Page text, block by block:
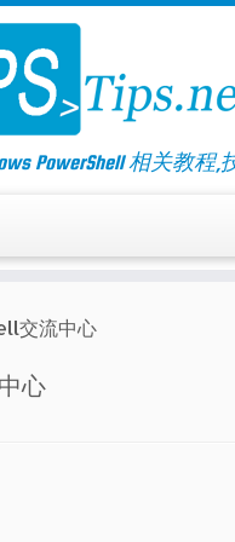
PowerShell 相关教程
交流中心
心